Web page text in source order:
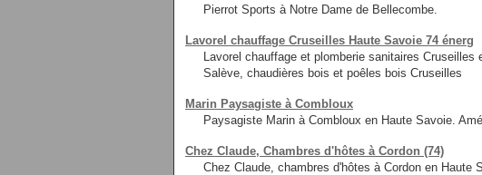
Pierrot Sports à Notre Dame de Bellecombe.
Lavorel chauffage Cruseilles Haute Savoie 74 énerg
Lavorel chauffage et plomberie sanitaires
Salève, chaudières bois et poêles bois Cruseilles
Marin Paysagiste à Combloux
Paysagiste Marin à Combloux en Haute Savoie.
Chez Claude, Chambres d'hôtes à Cordon (74)
Chez Claude, chambres d'hôtes à Cordon en Haute